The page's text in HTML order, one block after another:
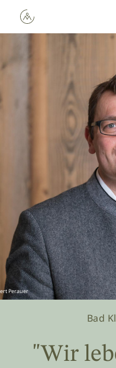
Perauer
Bad
"Wir